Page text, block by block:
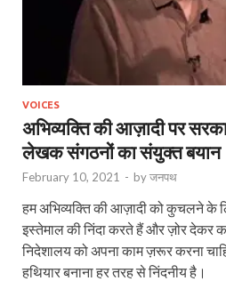
VOICES
अभिव्यक्ति की आज़ादी पर
लेखक संगठनों का संयुक्त बयान
February 10, 2021 - byजनपथ
हम अभिव्यक्ति की आज़ादी को कुचलने के
इस्तेमाल की निंदा करते हैं और ज़ोर देकर
निदेशालय को अपना काम ज़रूर करना
हथियार बनाना हर तरह से निंदनीय है।